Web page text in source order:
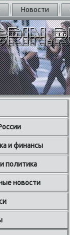
Новости
и финансы
политика
новости